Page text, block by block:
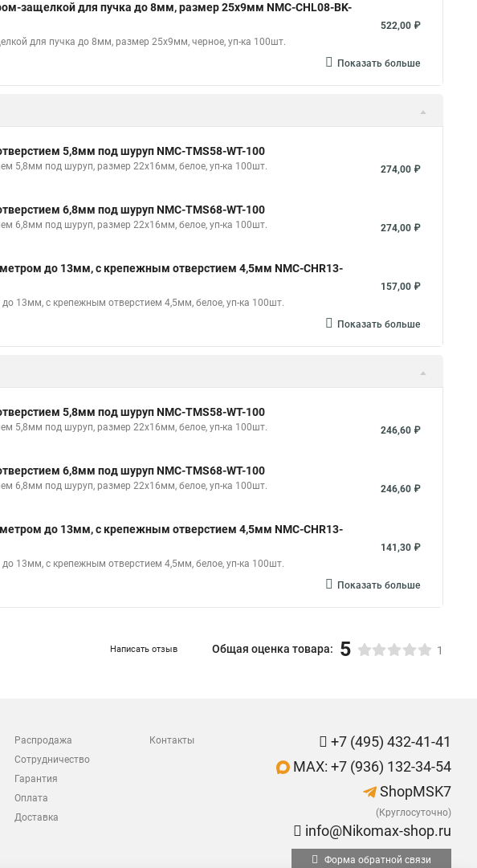
защелкой для пучка до 8мм, размер 25х9мм NMC-CHL08-BK-
для пучка до 8мм, размер 25х9мм, черное, уп-ка 100шт.
522,00 ₽
Показать больше
5,8мм под шуруп NMC-TMS58-WT-100
5,8мм под шуруп, размер 22х16мм, белое, уп-ка 100шт. 274,00 ₽
6,8мм под шуруп NMC-TMS68-WT-100
6,8мм под шуруп, размер 22х16мм, белое, уп-ка 100шт. 274,00 ₽
до 13мм, с крепежным отверстием 4,5мм NMC-CHR13-
13мм, с крепежным отверстием 4,5мм, белое, уп-ка 100шт.
157,00 ₽
Показать больше
5,8мм под шуруп NMC-TMS58-WT-100
5,8мм под шуруп, размер 22х16мм, белое, уп-ка 100шт. 246,60 ₽
6,8мм под шуруп NMC-TMS68-WT-100
6,8мм под шуруп, размер 22х16мм, белое, уп-ка 100шт. 246,60 ₽
до 13мм, с крепежным отверстием 4,5мм NMC-CHR13-
13мм, с крепежным отверстием 4,5мм, белое, уп-ка 100шт.
141,30 ₽
Показать больше
Написать отзыв Общая оценка товара: 5 1
Распродажа
Сотрудничество
Гарантия
Оплата
Доставка
Контакты
+7 (495) 432-41-41
MAX: +7 (936) 132-34-54
ShopMSK7
(Круглосуточно)
info@Nikomax-shop.ru
Форма обратной связи